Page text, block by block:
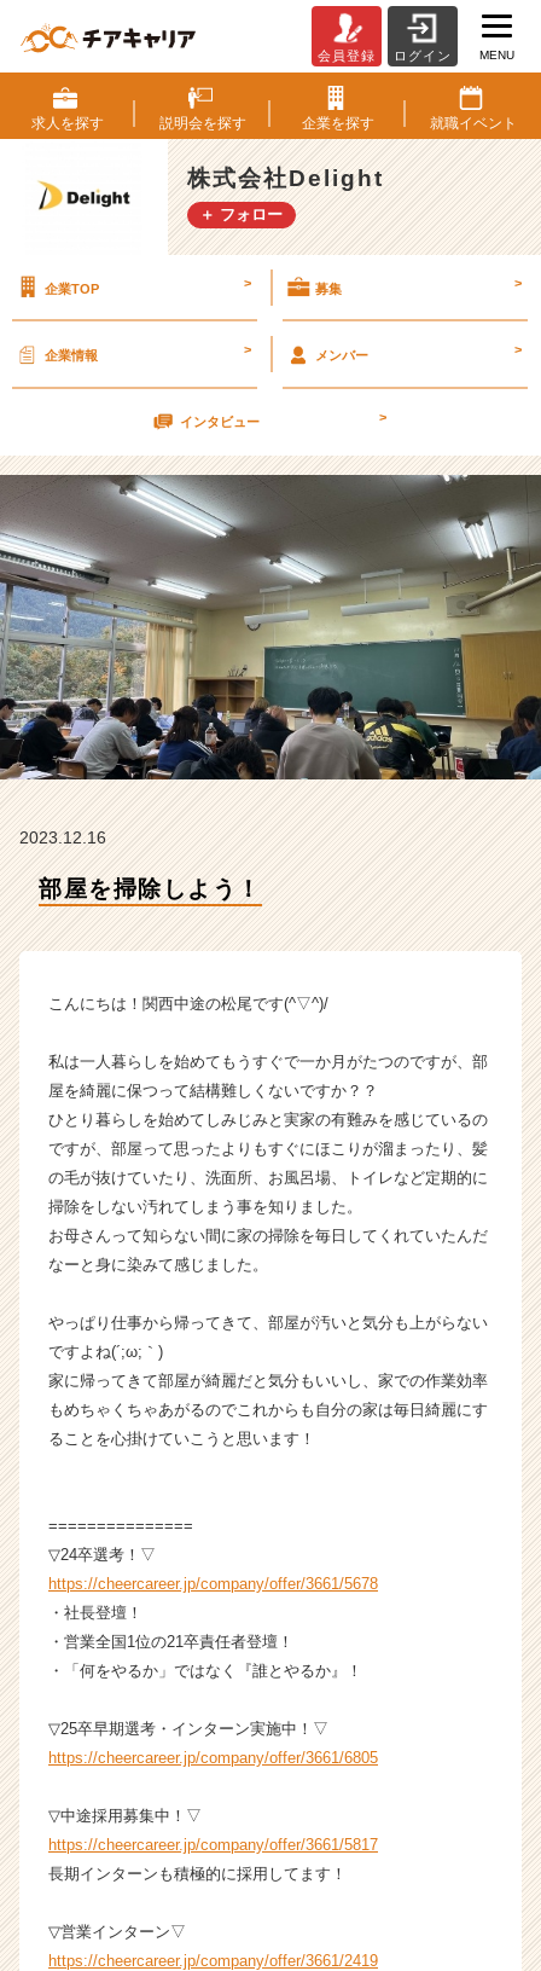
屋
を
掃
除
し
よ
会
e
l
g
h
t
タ
イ
イ
ン】
|
ベ
ン
成
長
業
ら
カ
ウ
が
届
く
就
活
サ
チ
キ
ャ
リ
r
a
r
r）
会員登録 ログイン MENU
求人を探す 説明会を探す 企業を探す 就職イベント
株式会社Delight
＋ フォロー
企業TOP > 募集 >
企業情報 > メンバー >
インタビュー >
2023.12.16
部屋を掃除しよう！
こんにちは！関西中途の松尾です(^▽^)/
私は一人暮らしを始めてもうすぐで一か月がたつのですが、部
屋を綺麗に保つって結構難しくないですか？？
ひとり暮らしを始めてしみじみと実家の有難みを感じているの
ですが、部屋って思ったよりもすぐにほこりが溜まったり、髪
の毛が抜けていたり、洗面所、お風呂場、トイレなど定期的に
掃除をしない汚れてしまう事を知りました。
お母さんって知らない間に家の掃除を毎日してくれていたんだ
なーと身に染みて感じました。
やっぱり仕事から帰ってきて、部屋が汚いと気分も上がらない
ですよね(´;ω;｀)
家に帰ってきて部屋が綺麗だと気分もいいし、家での作業効率
もめちゃくちゃあがるのでこれからも自分の家は毎日綺麗にす
ることを心掛けていこうと思います！
===============
▽24卒選考！▽
https://cheercareer.jp/company/offer/3661/5678
・社長登壇！
・営業全国1位の21卒責任者登壇！
・「何をやるか」ではなく『誰とやるか』！
▽25卒早期選考・インターン実施中！▽
https://cheercareer.jp/company/offer/3661/6805
▽中途採用募集中！▽
https://cheercareer.jp/company/offer/3661/5817
長期インターンも積極的に採用してます！
▽営業インターン▽
https://cheercareer.jp/company/offer/3661/2419